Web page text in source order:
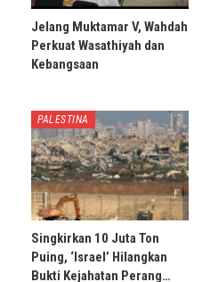
Jelang Muktamar V, Wahdah
Perkuat Wasathiyah dan
Kebangsaan
PALESTINA
Singkirkan 10 Juta Ton
Puing, ‘Israel’ Hilangkan
Bukti Kejahatan Perang…